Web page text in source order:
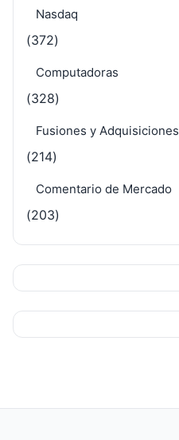
Nasdaq
(372)
Computadoras
(328)
Fusiones y Adquisiciones
(214)
Comentario de Mercado
(203)